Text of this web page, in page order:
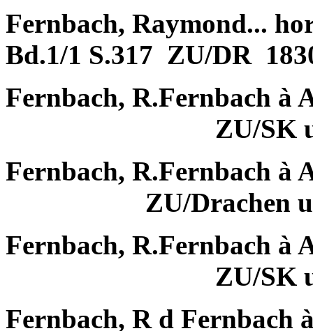
Fernbach, Raymond...
Bd.1/1 S.317 ZU/DR
Fernbach, R.Fernbach à
ZU/SK
Fernbach, R.Fernbach à
ZU/Drachen
Fernbach, R.Fernbach à
ZU/SK
Fernbach, R d Fernbach